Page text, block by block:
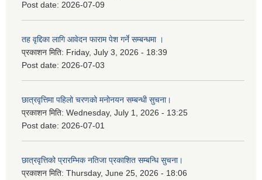
Post date: 2026-07-09
तह वृद्दिका लागि आवेदन फाराम पेश गर्ने सम्बन्धमा ।
प्रकाशन मिति: Friday, July 3, 2026 - 18:39
Post date: 2026-07-03
छात्रवृत्तिमा पहिलो चरणको मनोनयन सम्बन्धी सुचना।
प्रकाशन मिति: Wednesday, July 1, 2026 - 13:25
Post date: 2026-07-01
छात्रवृत्तिको प्रारम्भिक नतिजा प्रकाशित सम्बन्धि सुचना।
प्रकाशन मिति: Thursday, June 25, 2026 - 18:06